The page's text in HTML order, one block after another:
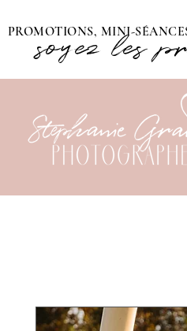
PROMOTIONS, MINI-
soyez les